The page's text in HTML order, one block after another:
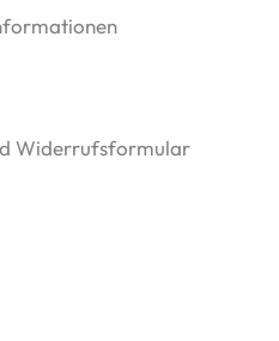
Widerrufsformular